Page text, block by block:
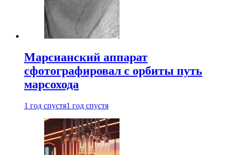
Марсианский аппарат
сфотографировал с орбиты путь
марсохода
1 год спустя1 год спустя